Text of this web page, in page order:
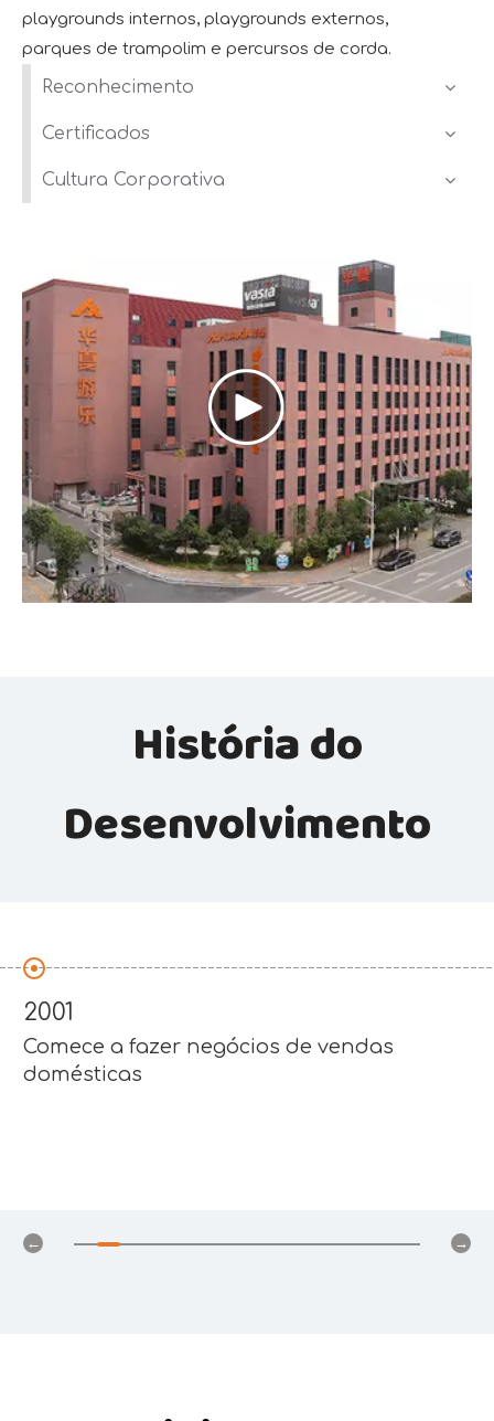
playgrounds internos, playgrounds externos,
parques de trampolim e percursos de corda.
Reconhecimento
Certificados
Cultura Corporativa
História do
Desenvolvimento
2004
Obtenha permissão de importação e
exportação, comece a fazer negócios de